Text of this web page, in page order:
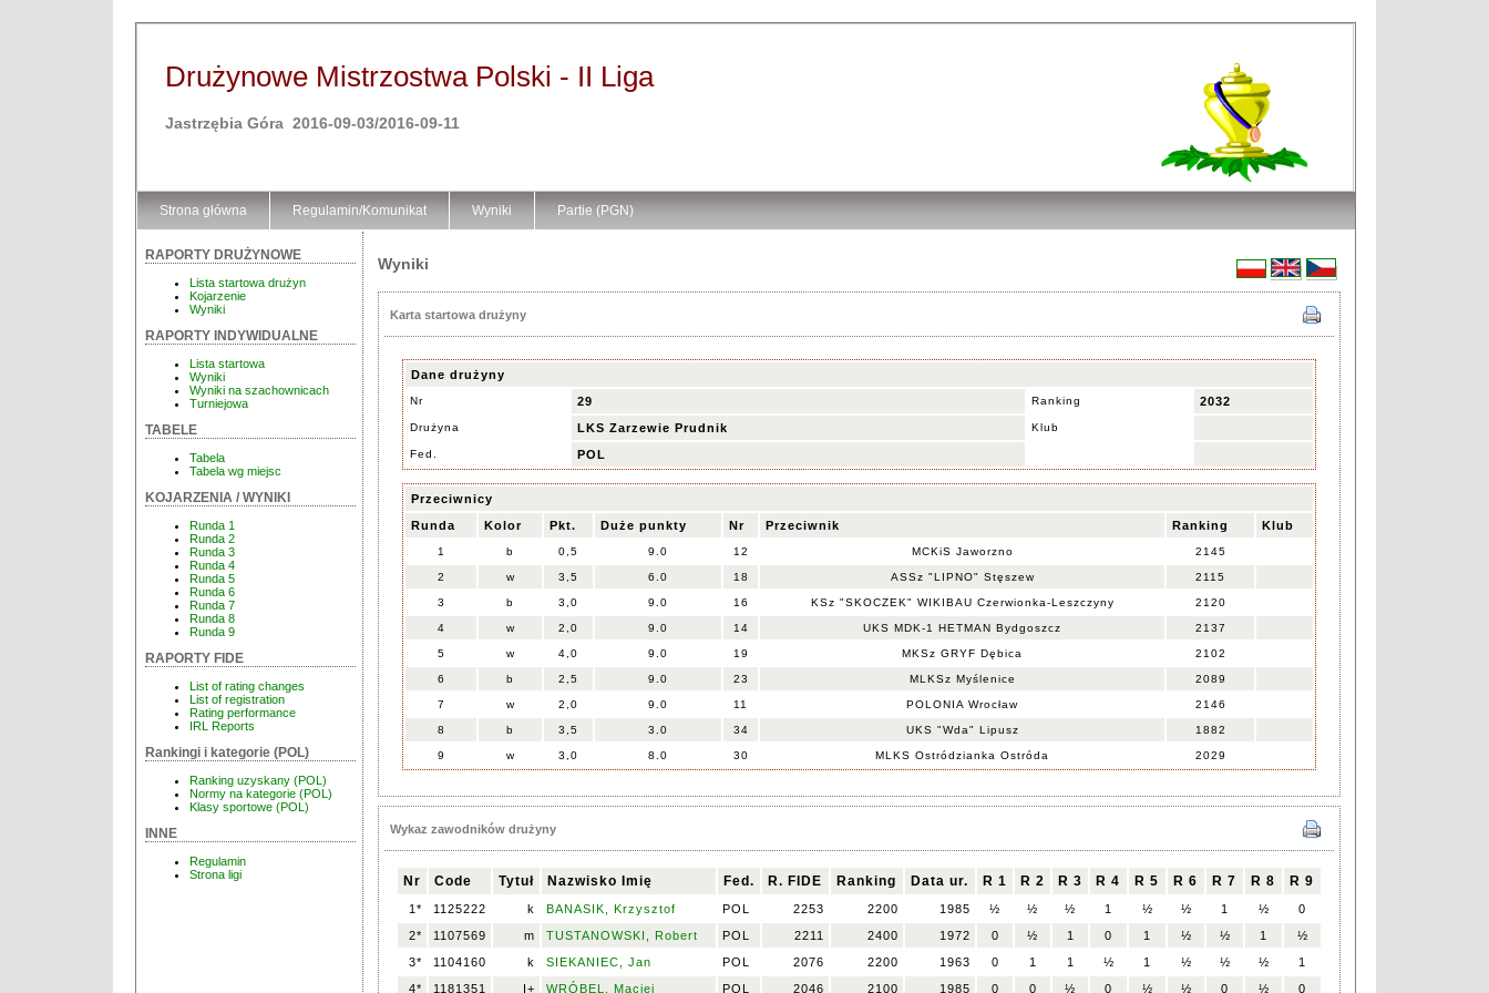
Drużynowe Mistrzostwa Polski - II Liga
Jastrzębia Góra 2016-09-03/2016-09-11
Strona główna Regulamin/Komunikat Wyniki Partie (PGN)
RAPORTY DRUŻYNOWE
Lista startowa drużyn
Kojarzenie
Wyniki
RAPORTY INDYWIDUALNE
Lista startowa
Wyniki
Wyniki na szachownicach
Turniejowa
TABELE
Tabela
Tabela wg miejsc
KOJARZENIA / WYNIKI
Runda 1
Runda 2
Runda 3
Runda 4
Runda 5
Runda 6
Runda 7
Runda 8
Runda 9
RAPORTY FIDE
List of rating changes
List of registration
Rating performance
IRL Reports
Rankingi i kategorie (POL)
Ranking uzyskany (POL)
Normy na kategorie (POL)
Klasy sportowe (POL)
INNE
Regulamin
Strona ligi
Wyniki
Karta startowa drużyny
Dane drużyny
Nr 29 Ranking 2032
Drużyna LKS Zarzewie Prudnik Klub
Fed. POL
Przeciwnicy
Runda
Kolor Pkt. Duże punkty Nr Przeciwnik Ranking Klub
1 b 0,5 9.0 12 MCKiS Jaworzno 2145
2 w 3,5 6.0 18 ASSz "LIPNO" Stęszew 2115
3 b 3,0 9.0 16 KSz "SKOCZEK" WIKIBAU Czerwionka-Leszczyny 2120
4 w 2,0 9.0 14 UKS MDK-1 HETMAN Bydgoszcz 2137
5 w 4,0 9.0 19 MKSz GRYF Dębica 2102
6 b 2,5 9.0 23 MLKSz Myślenice 2089
7 w 2,0 9.0 11 POLONIA Wrocław 2146
8 b 3,5 3.0 34 UKS "Wda" Lipusz 1882
9 w 3,0 8.0 30 MLKS Ostródzianka Ostróda 2029
Wykaz zawodników drużyny
Nr Code Tytuł Nazwisko Imię Fed. R. FIDE Ranking Data ur. R 1 R 2 R 3 R 4 R 5 R 6 R 7 R 8 R 9
1* 1125222 k BANASIK, Krzysztof POL 2253 2200 1985 ½ ½ ½ 1 ½ ½ 1 ½
0
2*
1107569 m TUSTANOWSKI, Robert POL 2211 2400 1972 0 ½ 1 0 1 ½ ½ 1
½
3*
1104160 k SIEKANIEC, Jan POL 2076 2200 1963 0 1 1 ½ 1 ½ ½ ½
1
4*
1181351 I+ WRÓBEL, Maciej POL 2046 2100 1985 0 0 ½ 0 ½ ½ 0 ½ 0